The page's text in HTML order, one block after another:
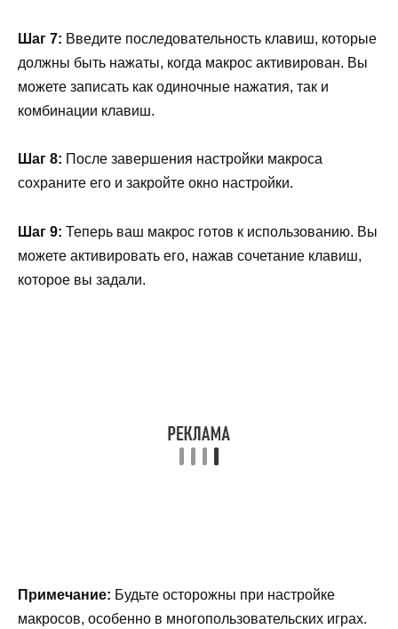
Шаг 7: Введите последовательность клавиш, которые
должны быть нажаты, когда макрос активирован. Вы
можете записать как одиночные нажатия, так и
комбинации клавиш.
Шаг 8: После завершения настройки макроса
сохраните его и закройте окно настройки.
Шаг 9: Теперь ваш макрос готов к использованию. Вы
можете активировать его, нажав сочетание клавиш,
которое вы задали.
Примечание: Будьте осторожны при настройке
макросов, особенно в многопользовательских играх.